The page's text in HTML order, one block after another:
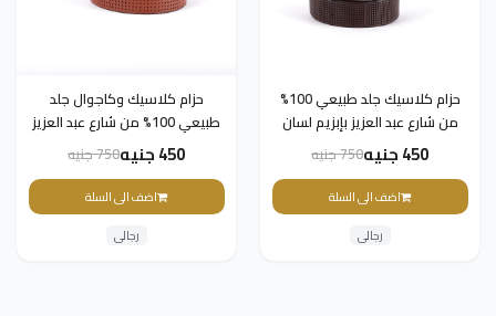
حزام كلاسيك جلد طبيعي 100%
من شارع عبد العزيز بإبزيم لسان
معدني للرجال من Dolce &
Gabbana–بني داكن - 130سم
450 جنيه 750 جنيه
اضف الى السلة
رجالى
حزام كلاسيك وكاجوال جلد
طبيعي 100% من شارع عبد العزيز
بإبزيم لسان معدني للرجال من
130سم
450 جنيه 750 جنيه
اضف الى السلة
رجالى